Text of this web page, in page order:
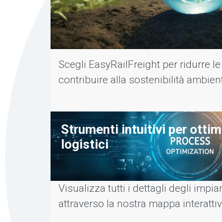
Scegli EasyRailFreight per ridurre
contribuire alla sostenibilità
Strumenti intuitivi per
logistici
Visualizza tutti i dettagli degli
attraverso la nostra mappa